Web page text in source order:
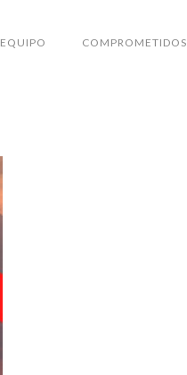
EQUIPO COMPROMETIDOS